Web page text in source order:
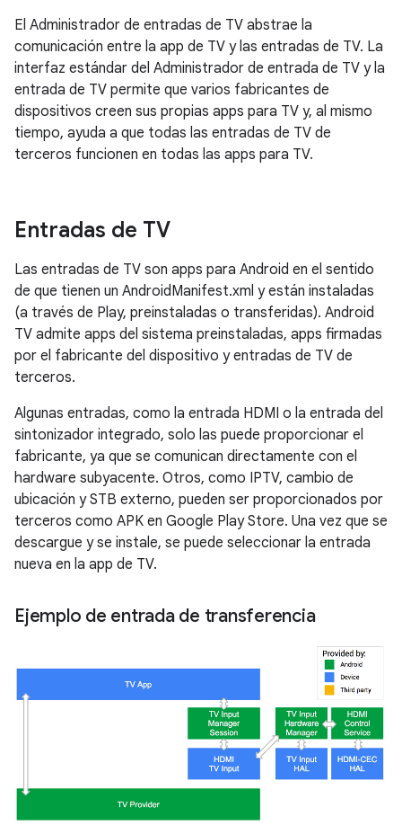
El Administrador de entradas de TV abstrae la
comunicación entre la app de TV y las entradas de TV. La
interfaz estándar del Administrador de entrada de TV y la
entrada de TV permite que varios fabricantes de
dispositivos creen sus propias apps para TV y, al mismo
tiempo, ayuda a que todas las entradas de TV de
terceros funcionen en todas las apps para TV.
Entradas de TV
Las entradas de TV son apps para Android en el sentido
de que tienen un AndroidManifest.xml y están instaladas
(a través de Play, preinstaladas o transferidas). Android
TV admite apps del sistema preinstaladas, apps firmadas
por el fabricante del dispositivo y entradas de TV de
terceros.
Algunas entradas, como la entrada HDMI o la entrada del
sintonizador integrado, solo las puede proporcionar el
fabricante, ya que se comunican directamente con el
hardware subyacente. Otros, como IPTV, cambio de
ubicación y STB externo, pueden ser proporcionados por
terceros como APK en Google Play Store. Una vez que se
descargue y se instale, se puede seleccionar la entrada
nueva en la app de TV.
Ejemplo de entrada de transferencia